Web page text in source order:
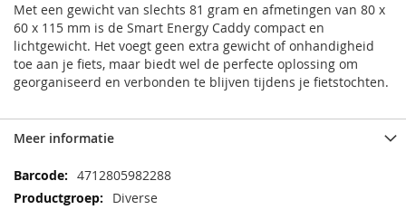
Met een gewicht van slechts 81 gram en afmetingen van 80 x
60 x 115 mm is de Smart Energy Caddy compact en
lichtgewicht. Het voegt geen extra gewicht of onhandigheid
toe aan je fiets, maar biedt wel de perfecte oplossing om
georganiseerd en verbonden te blijven tijdens je fietstochten.
Meer informatie
Meer
informatie
4712805982288
Diverse